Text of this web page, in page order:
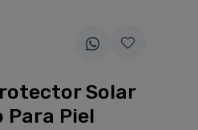
Solar
Para Piel